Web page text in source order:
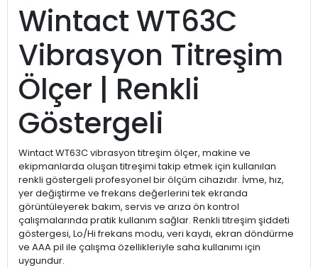
Wintact WT63C
Vibrasyon Titreşim
Ölçer | Renkli
Göstergeli
Wintact WT63C vibrasyon titreşim ölçer, makine ve
ekipmanlarda oluşan titreşimi takip etmek için kullanılan
renkli göstergeli profesyonel bir ölçüm cihazıdır. İvme, hız,
yer değiştirme ve frekans değerlerini tek ekranda
görüntüleyerek bakım, servis ve arıza ön kontrol
çalışmalarında pratik kullanım sağlar. Renkli titreşim şiddeti
göstergesi, Lo/Hi frekans modu, veri kaydı, ekran döndürme
ve AAA pil ile çalışma özellikleriyle saha kullanımı için
uygundur.